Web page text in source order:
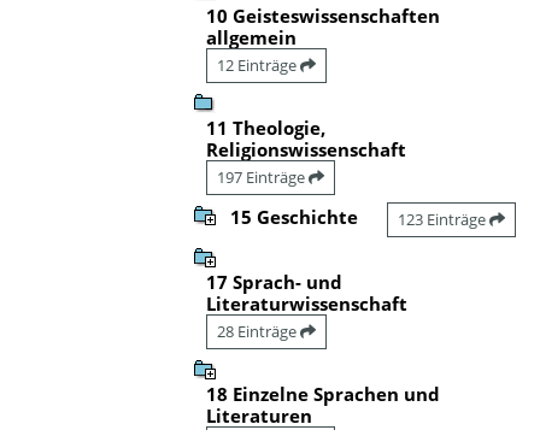
10 Geisteswissenschaften
allgemein
12 Einträge
11 Theologie,
Religionswissenschaft
197 Einträge
15 Geschichte 123 Einträge
17 Sprach- und
Literaturwissenschaft
28 Einträge
18 Einzelne Sprachen und
Literaturen